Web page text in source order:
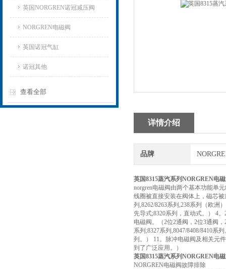
英国NORGREN诺冠减压阀
NORGREN电磁阀
英国诺冠气缸
诺冠其他
查看全部
详情介绍
品牌
英国8315蒸汽系列NORGREN电
norgren电磁阀由两个基本功能单
线圈被直接安装在阀体上，磁芯
列,8262/8263系列,238系列（欧洲
先导式;8320系列，直动式。） 4
电磁阀。（2位2通阀，2位3通阀
系列;8327系列,8047/8408/8410系
列。） 11。脉冲电磁阀及相关元
到了广泛应用。）
英国8315蒸汽系列NORGREN电
NORGREN电磁阀故障排除